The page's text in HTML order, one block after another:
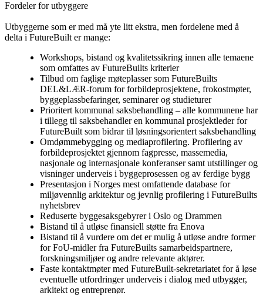
Fordeler for utbyggere
Utbyggerne som er med må yte litt ekstra, men fordelene med å
delta i FutureBuilt er mange:
Workshops, bistand og kvalitetssikring innen alle temaene
som omfattes av FutureBuilts kriterier
Tilbud om faglige møteplasser som FutureBuilts
DEL&LÆR-forum for forbildeprosjektene, frokostmøter,
byggeplassbefaringer, seminarer og studieturer
Prioritert kommunal saksbehandling – alle kommunene har
i tillegg til saksbehandler en kommunal prosjektleder for
FutureBuilt som bidrar til løsningsorientert saksbehandling
Omdømmebygging og mediaprofilering. Profilering av
forbildeprosjektet gjennom fagpresse, massemedia,
nasjonale og internasjonale konferanser samt utstillinger og
visninger underveis i byggeprosessen og av ferdige bygg
Presentasjon i Norges mest omfattende database for
miljøvennlig arkitektur og jevnlig profilering i FutureBuilts
nyhetsbrev
Reduserte byggesaksgebyrer i Oslo og Drammen
Bistand til å utløse finansiell støtte fra Enova
Bistand til å vurdere om det er mulig å utløse andre former
for FoU-midler fra FutureBuilts samarbeidspartnere,
forskningsmiljøer og andre relevante aktører.
Faste kontaktmøter med FutureBuilt-sekretariatet for å løse
eventuelle utfordringer underveis i dialog med utbygger,
arkitekt og entreprenør.